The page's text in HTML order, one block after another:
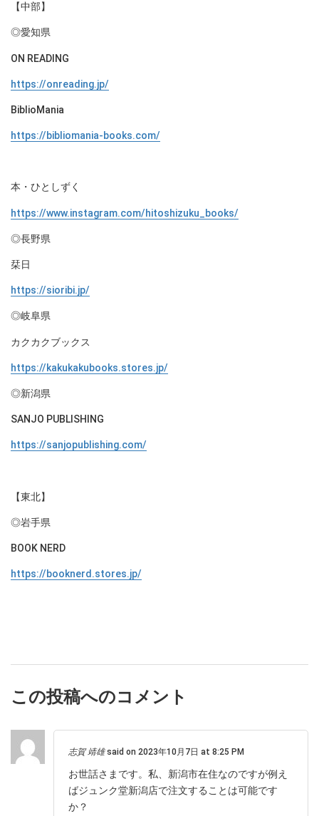
【中部】
◎愛知県
ON READING
https://onreading.jp/
BiblioMania
https://bibliomania-books.com/
本・ひとしずく
https://www.instagram.com/hitoshizuku_books/
◎長野県
栞日
https://sioribi.jp/
◎岐阜県
カクカクブックス
https://kakukakubooks.stores.jp/
◎新潟県
SANJO PUBLISHING
https://sanjopublishing.com/
【東北】
◎岩手県
BOOK NERD
https://booknerd.stores.jp/
この投稿へのコメント
志賀 靖雄said on 2023年10月7日 at 8:25 PM
お世話さまです。私、新潟市在住なのですが例え
ばジュンク堂新潟店で注文することは可能です
か？